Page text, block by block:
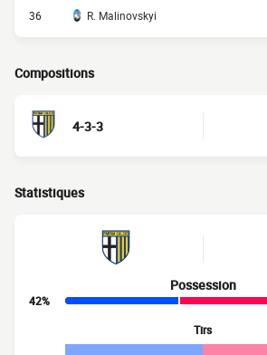
36
R. Malinovskyi
Compositions
4-3-3
Statistiques
Possession
42%
Tirs